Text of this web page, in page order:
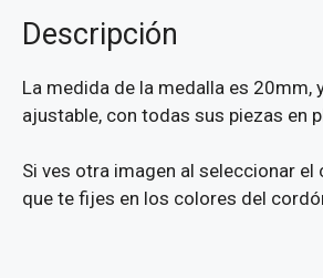
Medalla
plata
cantidad
Descripción
La medida de la medalla es 20mm,
ajustable, con todas sus piezas en
Si ves otra imagen al seleccionar el
que te fijes en los colores del